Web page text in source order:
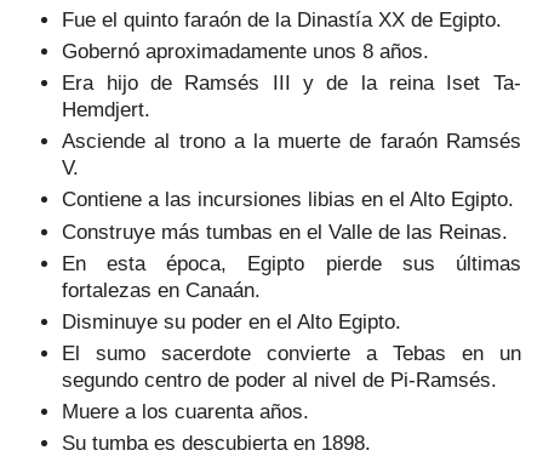
Fue el quinto faraón de la Dinastía XX de Egipto.
Gobernó aproximadamente unos 8 años.
Era hijo de Ramsés III y de la reina Iset Ta-
Hemdjert.
Asciende al trono a la muerte de faraón Ramsés
V.
Contiene a las incursiones libias en el Alto Egipto.
Construye más tumbas en el Valle de las Reinas.
En esta época, Egipto pierde sus últimas
fortalezas en Canaán.
Disminuye su poder en el Alto Egipto.
El sumo sacerdote convierte a Tebas en un
segundo centro de poder al nivel de Pi-Ramsés.
Muere a los cuarenta años.
Su tumba es descubierta en 1898.